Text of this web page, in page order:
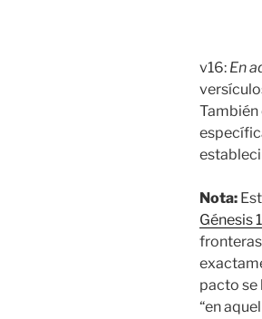
v16: En
También
Nota:
Génesis
fronteras
pacto se
“en